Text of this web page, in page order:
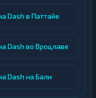
Dash в Паттайе
Dash во Вроцлаве
Dash на Бали